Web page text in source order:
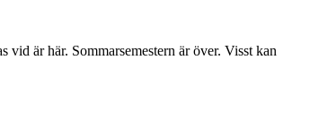
är här. Sommarsemestern är över. Visst kan